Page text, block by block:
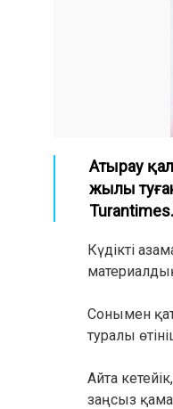
Атырау
жылы
Күдікті
Сонымен
туралы
Айта
заңсыз